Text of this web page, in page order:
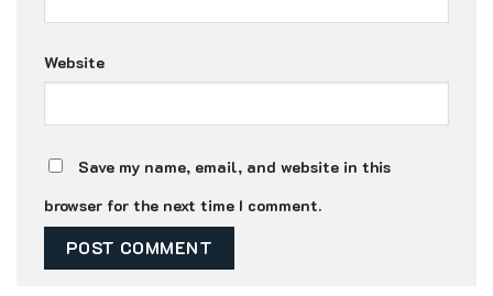
Website
Save my name, email, and website in this
browser for the next time I comment.